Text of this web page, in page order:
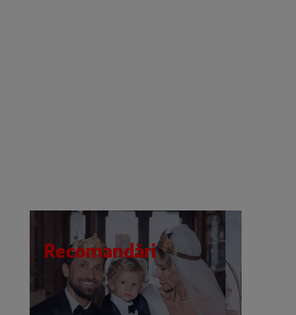
Recomandări